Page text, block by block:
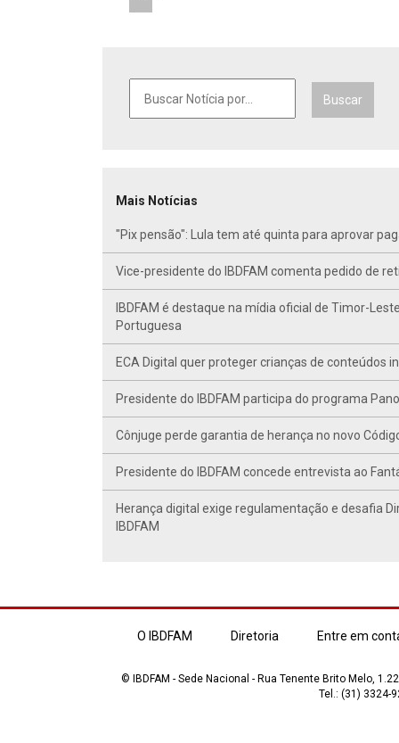
Buscar
Mais Notícias
"Pix pensão": Lula tem até quinta para aprovar
Vice-presidente do IBDFAM comenta pedido de
IBDFAM é destaque na mídia oficial de Timor-
Portuguesa
ECA Digital quer proteger crianças de conteúdos
Presidente do IBDFAM participa do programa
Cônjuge perde garantia de herança no novo
Presidente do IBDFAM concede entrevista ao
Herança digital exige regulamentação e desafia
IBDFAM
O IBDFAM Diretoria Entre em
© IBDFAM - Sede Nacional - Rua Tenente Brito Melo,
Tel.: (31) 3324-